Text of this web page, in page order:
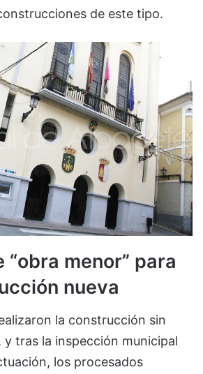
de este tipo.
“obra menor” para
nueva
la construcción sin
y tras la inspección municipal
los procesados